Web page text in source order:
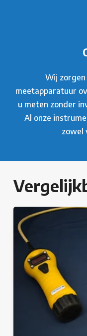
Wij
meetapparatuur
u meten zonder
Al onze
zowel